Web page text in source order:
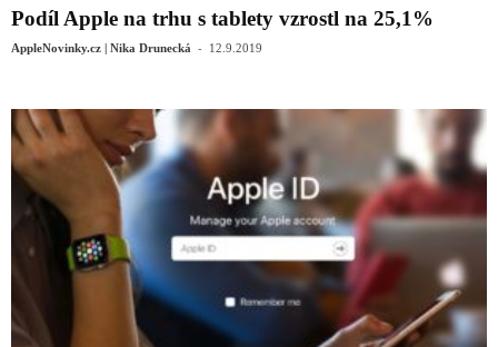
Podíl Apple na trhu s tablety vzrostl na 25,1%
AppleNovinky.cz | Nika Drunecká - 12.9.2019